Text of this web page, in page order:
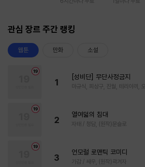
관심 장르 주간 랭킹
웹툰 만화 소설
1
[성비단] 무단사정금지
마규식, 피상구, 진월, 테리야끼,
2
열여덟의 침대
자태 / 청담, (원작)문슬로
3
언모럴 로맨틱 코미디
가감 / 쌔우, (원작)곽겨자